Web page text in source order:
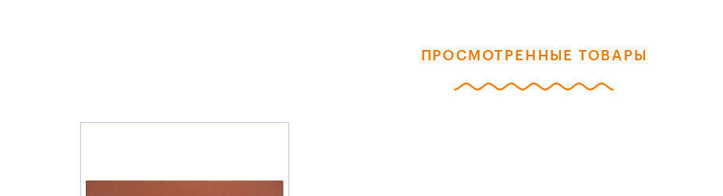
ПРОСМОТРЕННЫЕ ТОВАРЫ